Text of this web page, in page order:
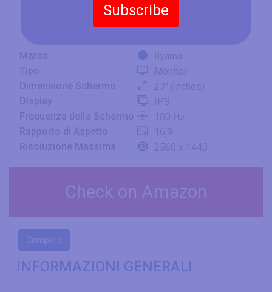
Subscribe
Marca
Iiyama
Dimensione Schermo
27" (inches)
Frequenza dello Schermo
100 Hz
Risoluzione Massima
2560 x 1440
Check on Amazon
Compare
INFORMAZIONI GENERALI